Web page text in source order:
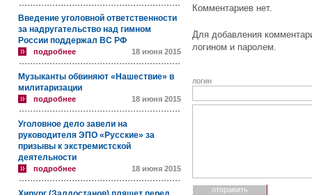
Введение уголовной ответственности
за надругательство над гимном
России поддержал ВС РФ
подробнее 18 июня 2015
Музыканты обвиняют «Нашествие» в
милитаризации
подробнее 18 июня 2015
Уголовное дело завели на
руководителя ЭПО «Русские» за
призывы к экстремистской
деятельности
подробнее 18 июня 2015
Комментариев нет.
Для добавления
логином и паролем.
логин